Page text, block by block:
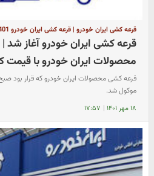
قرعه کشی ایران خودرو | قرعه کشی ایران خودرو 1401| قرعه کشی ایران خودرو جدید
قرعه کشی ایران خودرو آغاز شد |
محصولات ایران خودرو با قیمت
قرعه کشی محصولات ایران خودرو که قرار بود
موکول شد.
۱۸ مهر ۱۴۰۱ | ۱۷:۵۷